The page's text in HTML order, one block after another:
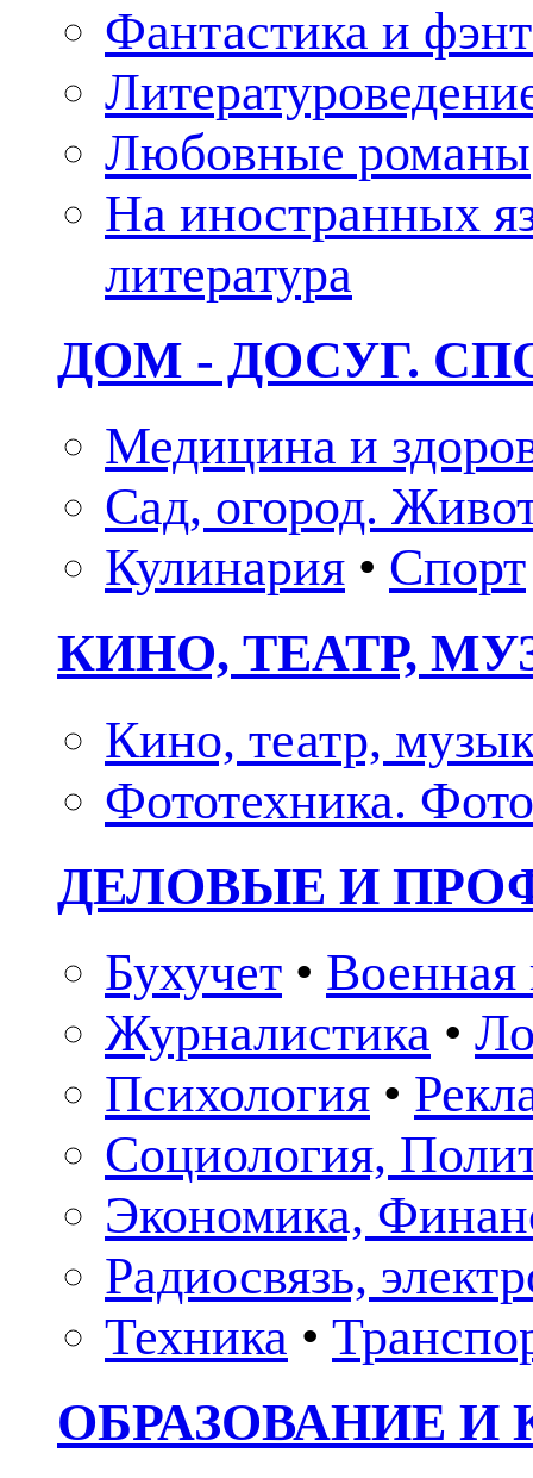
Фантастика и
Любовные романы
На иностранных
литература
ДОМ - ДОСУГ.
Медицина и
Сад, огород.
Кулинария • Спорт
КИНО, ТЕАТР,
Кино, театр,
Фототехника.
ДЕЛОВЫЕ И
Бухучет • Военная
Журналистика •
Психология •
Социология,
Экономика,
Радиосвязь,
Техника •
ОБРАЗОВАНИЕ И